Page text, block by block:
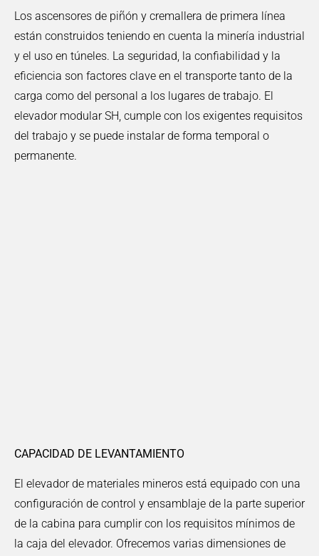
Los ascensores de piñón y cremallera de primera línea
están construidos teniendo en cuenta la minería industrial
y el uso en túneles. La seguridad, la confiabilidad y la
eficiencia son factores clave en el transporte tanto de la
carga como del personal a los lugares de trabajo. El
elevador modular SH, cumple con los exigentes requisitos
del trabajo y se puede instalar de forma temporal o
permanente.
CAPACIDAD DE LEVANTAMIENTO
El elevador de materiales mineros está equipado con una
configuración de control y ensamblaje de la parte superior
de la cabina para cumplir con los requisitos mínimos de
la caja del elevador. Ofrecemos varias dimensiones de